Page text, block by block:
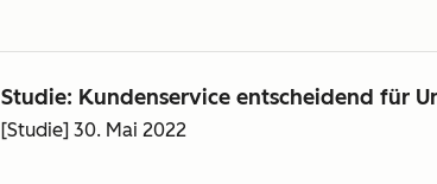
Studie: Kundenservice entscheidend für
[Studie] 30. Mai 2022